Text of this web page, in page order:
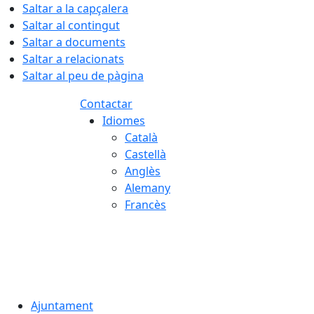
Saltar a la capçalera
Saltar al contingut
Saltar a documents
Saltar a relacionats
Saltar al peu de pàgina
Contactar
Idiomes
Català
Castellà
Anglès
Alemany
Francès
Ajuntament